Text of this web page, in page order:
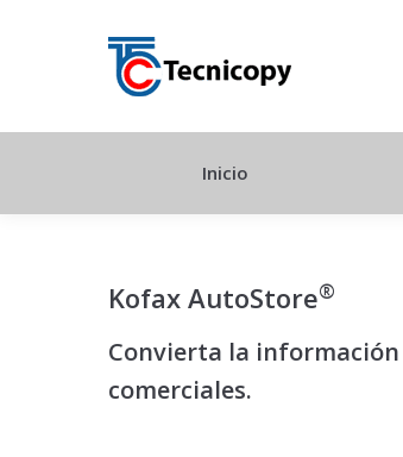
Inicio
Kofax AutoStore®
Convierta la
comerciales.